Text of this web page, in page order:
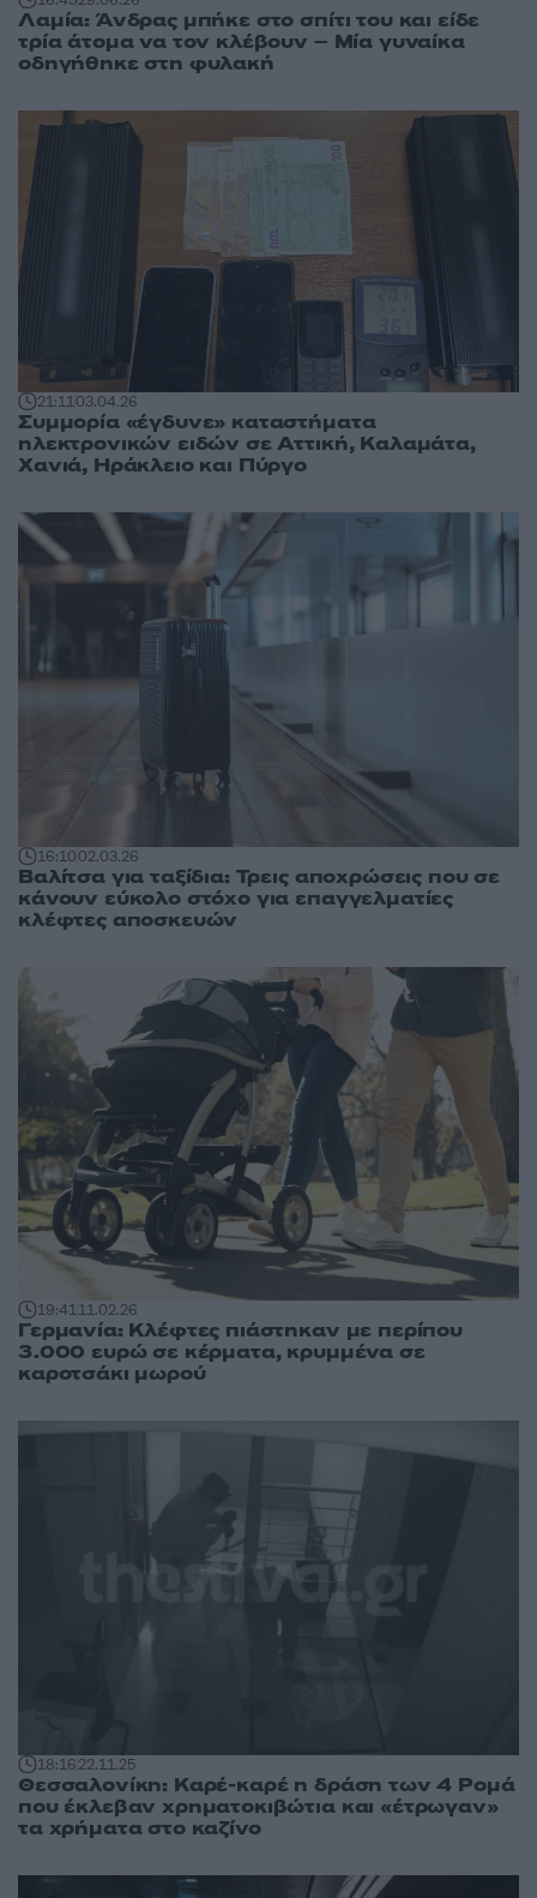
Λαμία: Άνδρας μπήκε στο σπίτι του και είδε
τρία άτομα να τον κλέβουν – Μία γυναίκα
οδηγήθηκε στη φυλακή
21:1103.04.26
Συμμορία «έγδυνε» καταστήματα
ηλεκτρονικών ειδών σε Αττική, Καλαμάτα,
Χανιά, Ηράκλειο και Πύργο
16:1002.03.26
Βαλίτσα για ταξίδια: Τρεις αποχρώσεις που σε
κάνουν εύκολο στόχο για επαγγελματίες
κλέφτες αποσκευών
19:4111.02.26
Γερμανία: Kλέφτες πιάστηκαν με περίπου
3.000 ευρώ σε κέρματα, κρυμμένα σε
καροτσάκι μωρού
18:1622.11.25
Θεσσαλονίκη: Καρέ-καρέ η δράση των 4 Ρομά
που έκλεβαν χρηματοκιβώτια και «έτρωγαν»
τα χρήματα στο καζίνο